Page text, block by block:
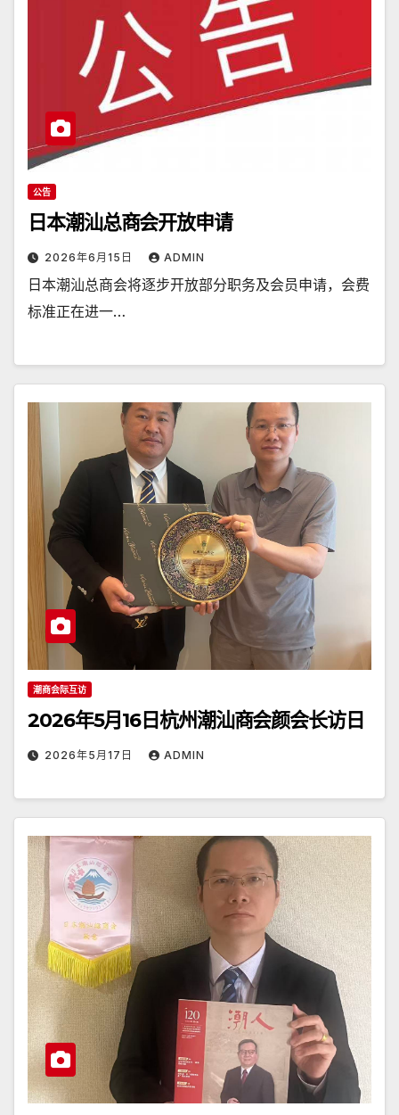
公告
日本潮汕总商会开放申请
2026年6月15日 ADMIN
日本潮汕总商会将逐步开放部分职务及会员申请，会费
标准正在进一…
潮商会际互访
2026年5月16日杭州潮汕商会颜会长访日
2026年5月17日 ADMIN